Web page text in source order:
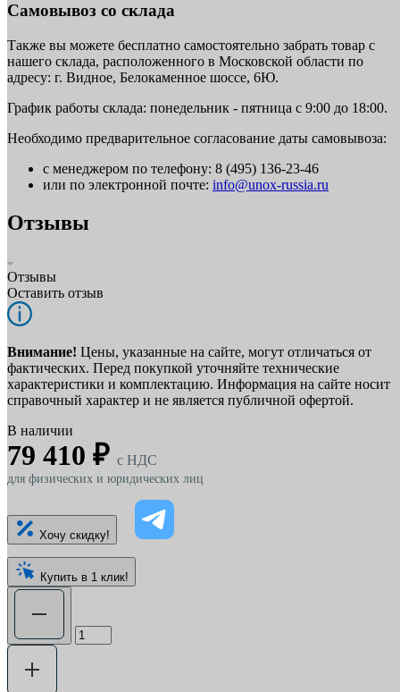
Самовывоз со склада
Также вы можете бесплатно самостоятельно забрать товар с
нашего склада, расположенного в Московской области по
адресу: г. Видное, Белокаменное шоссе, 6Ю.
График работы склада: понедельник - пятница с 9:00 до 18:00.
Необходимо предварительное согласование даты самовывоза:
с менеджером по телефону: 8 (495) 136-23-46
или по электронной почте: info@unox-russia.ru
Отзывы
Отзывы
Оставить отзыв
Внимание! Цены, указанные на сайте, могут отличаться от
фактических. Перед покупкой уточняйте технические
характеристики и комплектацию. Информация на сайте носит
справочный характер и не является публичной офертой.
В наличии
79 410 ₽ c НДС
для физических и юридических лиц
Хочу скидку!
Купить в 1 клик!